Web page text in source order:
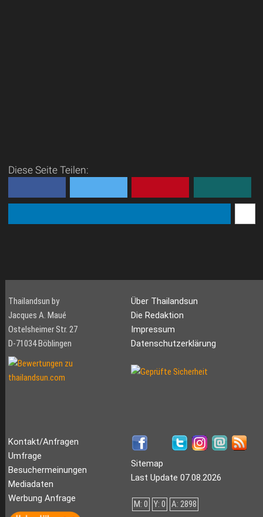
Diese Seite Teilen:
Thailandsun by
Jacques A. Maué
Ostelsheimer Str. 27
D-71034 Böblingen
Über Thailandsun
Die Redaktion
Impressum
Datenschutzerklärung
Kontakt/Anfragen
Umfrage
Besuchermeinungen
Mediadaten
Werbung Anfrage
Sitemap
Last Update 07.08.2026
M: 0 Y: 0 A: 2898